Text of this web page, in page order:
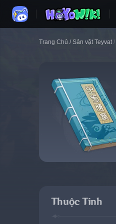
Trang Chủ / Sản vật Teyvat /
Thuộc Tính